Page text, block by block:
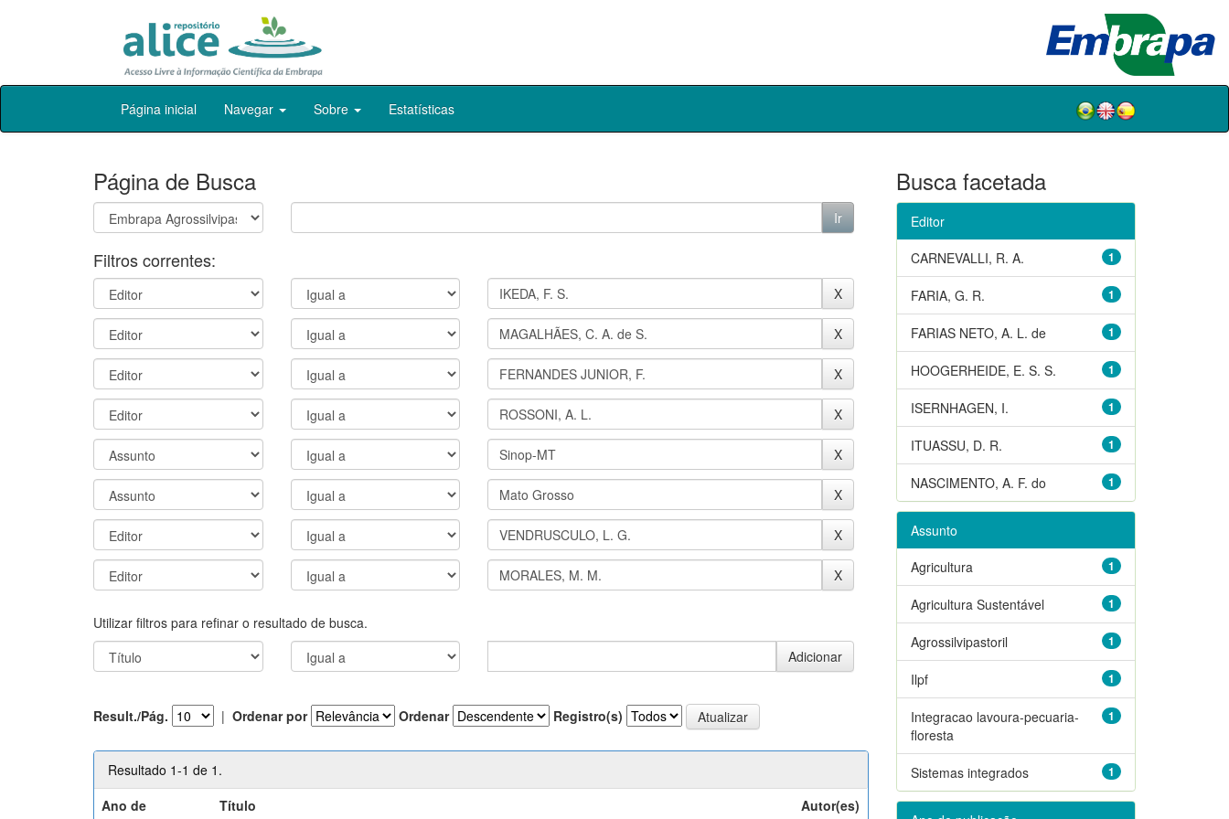
Skip
Página inicial Navegar Sobre Estatísticas
Página de Busca
Filtros correntes:
Utilizar filtros para refinar o resultado de busca.
Result./Pág. | Ordenar por Ordenar Registro(s)
Resultado 1-1 de 1.
Ano de
Título Autor(es)
Busca facetada
Editor
1
CARNEVALLI, R. A.
1
FARIA, G. R.
1
FARIAS NETO, A. L. de
1
HOOGERHEIDE, E. S. S.
1
ISERNHAGEN, I.
1
ITUASSU, D. R.
1
NASCIMENTO, A. F. do
Assunto
1
Agricultura
1
Agricultura Sustentável
1
Agrossilvipastoril
1
Ilpf
1
Integracao lavoura-pecuaria-
floresta
1
Sistemas integrados